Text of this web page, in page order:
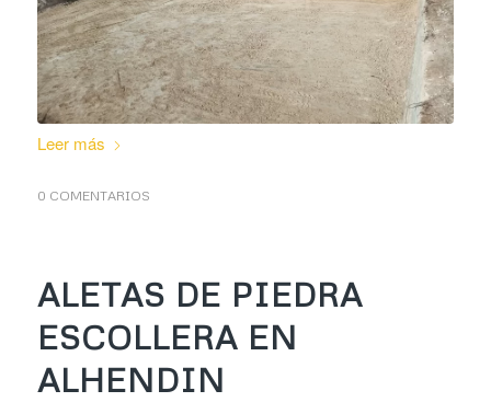
Leer más
0 COMENTARIOS
ALETAS DE PIEDRA
ESCOLLERA EN
ALHENDIN